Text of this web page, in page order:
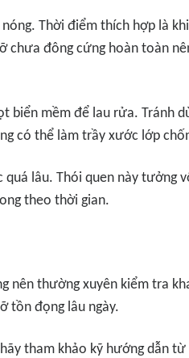
Thời điểm thích hợp là
chưa đông cứng hoàn toàn
biển mềm để lau rửa. Tránh
có thể làm trầy xước lớp
lâu. Thói quen này tưởng
theo thời gian.
nên thường xuyên kiểm tra
tồn đọng lâu ngày.
tham khảo kỹ hướng dẫn từ